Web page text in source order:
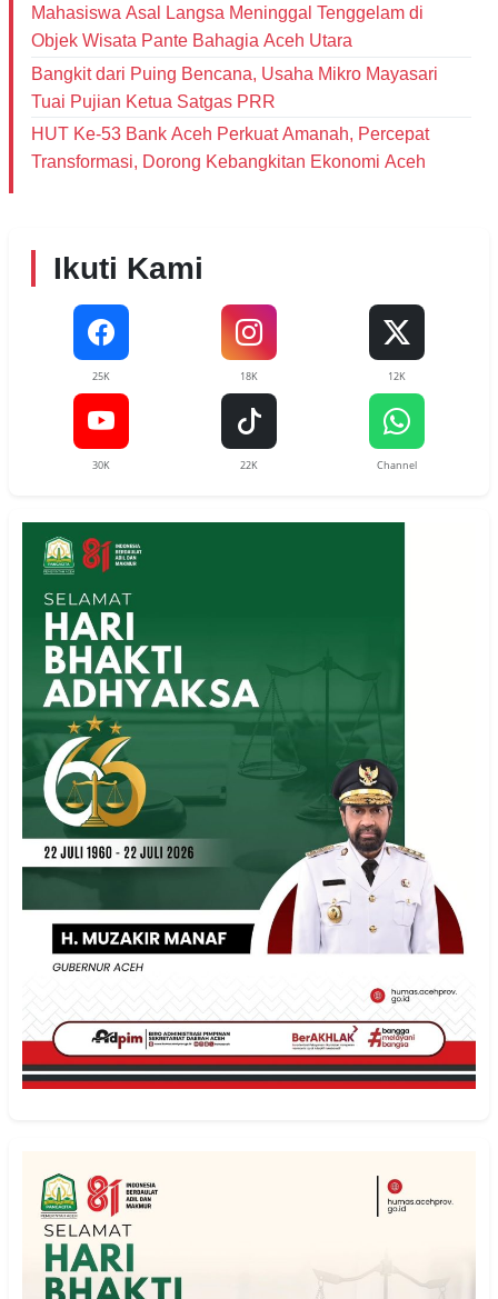
Mahasiswa Asal Langsa Meninggal Tenggelam di
Objek Wisata Pante Bahagia Aceh Utara
Bangkit dari Puing Bencana, Usaha Mikro Mayasari
Tuai Pujian Ketua Satgas PRR
HUT Ke-53 Bank Aceh Perkuat Amanah, Percepat
Transformasi, Dorong Kebangkitan Ekonomi Aceh
Ikuti Kami
25K 18K 12K
30K 22K Channel